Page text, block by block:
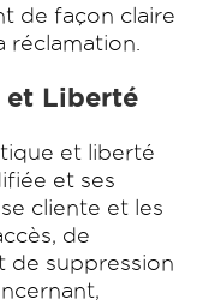
de façon claire
réclamation.
et Liberté
et liberté
et ses
cliente et les
de
de suppression